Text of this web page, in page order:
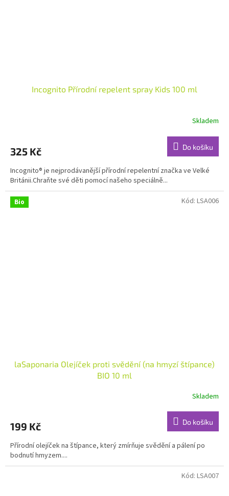
Incognito Přírodní repelent spray Kids 100 ml
Skladem
325 Kč Do košíku
Incognito® je nejprodávanější přírodní repelentní značka ve Velké
Británii.Chraňte své děti pomocí našeho speciálně...
Bio
laSaponaria Olejíček proti svědění (na hmyzí štípance)
BIO 10 ml
je
z
5
hvězdiček.
Skladem
199 Kč Do košíku
Přírodní olejíček na štípance, který zmírňuje svědění a pálení po
bodnutí hmyzem....
Kód: LSA006
Kód: LSA007